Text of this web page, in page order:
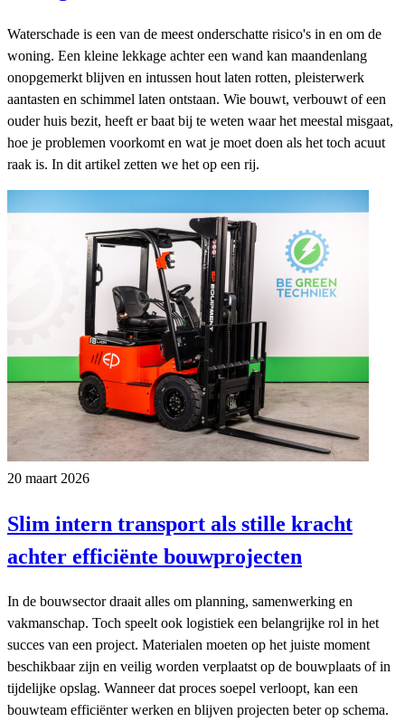
Waterschade is een van de meest onderschatte risico's in en om de
woning. Een kleine lekkage achter een wand kan maandenlang
onopgemerkt blijven en intussen hout laten rotten, pleisterwerk
aantasten en schimmel laten ontstaan. Wie bouwt, verbouwt of een
ouder huis bezit, heeft er baat bij te weten waar het meestal misgaat,
hoe je problemen voorkomt en wat je moet doen als het toch acuut
raak is. In dit artikel zetten we het op een rij.
20 maart 2026
Slim intern transport als stille kracht
achter efficiënte bouwprojecten
In de bouwsector draait alles om planning, samenwerking en
vakmanschap. Toch speelt ook logistiek een belangrijke rol in het
succes van een project. Materialen moeten op het juiste moment
beschikbaar zijn en veilig worden verplaatst op de bouwplaats of in
tijdelijke opslag. Wanneer dat proces soepel verloopt, kan een
bouwteam efficiënter werken en blijven projecten beter op schema.